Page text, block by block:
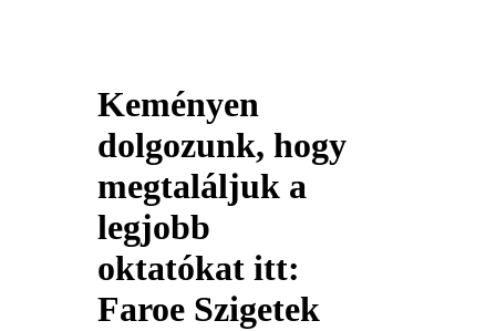
Keményen
dolgozunk, hogy
megtaláljuk a
legjobb
oktatókat itt:
Faroe Szigetek